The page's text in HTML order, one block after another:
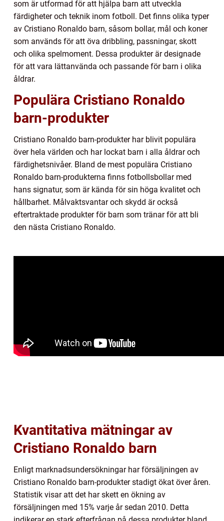
som är utformad för att hjälpa barn att utveckla
färdigheter och teknik inom fotboll. Det finns olika typer
av Cristiano Ronaldo barn, såsom bollar, mål och koner
som används för att öva dribbling, passningar, skott
och olika spelmoment. Dessa produkter är designade
för att vara lättanvända och passande för barn i olika
åldrar.
Populära Cristiano Ronaldo
barn-produkter
Cristiano Ronaldo barn-produkter har blivit populära
över hela världen och har lockat barn i alla åldrar och
färdighetsnivåer. Bland de mest populära Cristiano
Ronaldo barn-produkterna finns fotbollsbollar med
hans signatur, som är kända för sin höga kvalitet och
hållbarhet. Målvaktsvantar och skydd är också
eftertraktade produkter för barn som tränar för att bli
den nästa Cristiano Ronaldo.
Kvantitativa mätningar av
Cristiano Ronaldo barn
Enligt marknadsundersökningar har försäljningen av
Cristiano Ronaldo barn-produkter stadigt ökat över åren.
Statistik visar att det har skett en ökning av
försäljningen med 15% varje år sedan 2010. Detta